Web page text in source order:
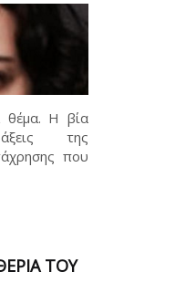
θέμα. Η βία
της
που
ΤΟΥ